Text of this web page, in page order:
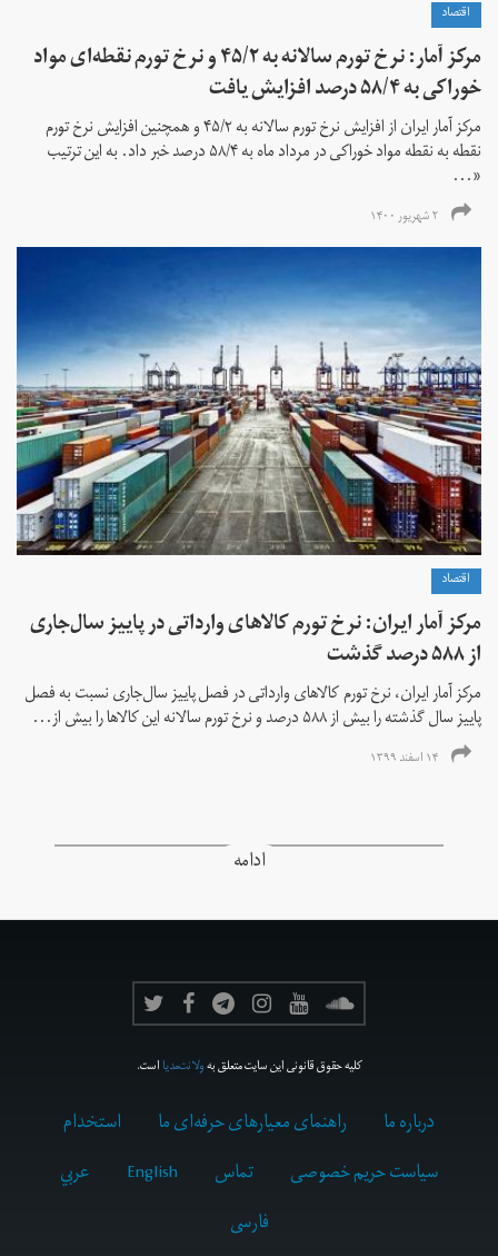
اقتصاد
مرکز آمار: نرخ تورم سالانه به ۴۵/۲ و نرخ تورم نقطه‌ای مواد
خوراکی به ۵۸/۴ درصد افزایش یافت
مرکز آمار ایران از افزایش نرخ تورم سالانه به ۴۵/۲ و همچنین افزایش نرخ تورم
نقطه به نقطه مواد خوراکی در مرداد ماه به ۵۸/۴ درصد خبر داد. به این ترتیب
«...
۲ شهریور ۱۴۰۰
اقتصاد
مرکز آمار ایران: نرخ تورم کالاهای وارداتی در پاییز سال‌جاری
از ۵۸۸ درصد گذشت
مرکز آمار ایران، نرخ تورم كالاهای وارداتی در فصل پاییز سال‌جاری نسبت به فصل
پاییز سال گذشته را بیش از ۵۸۸ درصد و نرخ تورم سالانه این کالاها را بیش از...
۱۴ اسفند ۱۳۹۹
ادامه
کلیه حقوق قانونی این سایت متعلق بهولانت‌مدیااست.
درباره ما راهنمای معیارهای حرفه‌ای ما
استخدام
سیاست حریم خصوصی
تماس English
عربي
فارسى